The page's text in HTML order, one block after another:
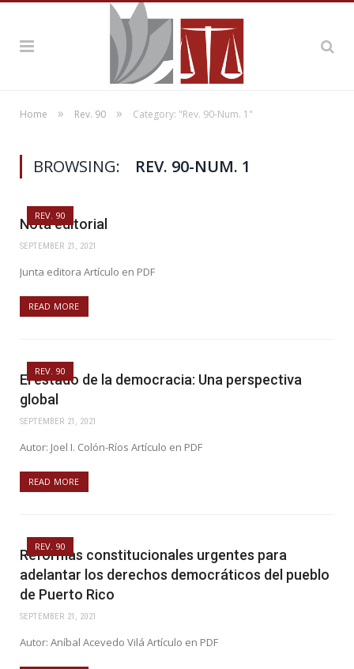
Home » Rev. 90 » Category: "Rev. 90-Num. 1"
BROWSING: REV. 90-NUM. 1
REV. 90
Nota editorial
SEPTEMBER 21, 2021
Junta editora Artículo en PDF
READ MORE
REV. 90
El estado de la democracia: Una perspectiva
global
SEPTEMBER 21, 2021
Autor: Joel I. Colón-Ríos Artículo en PDF
READ MORE
REV. 90
Reformas constitucionales urgentes para
adelantar los derechos democráticos del pueblo
de Puerto Rico
SEPTEMBER 21, 2021
Autor: Aníbal Acevedo Vilá Artículo en PDF